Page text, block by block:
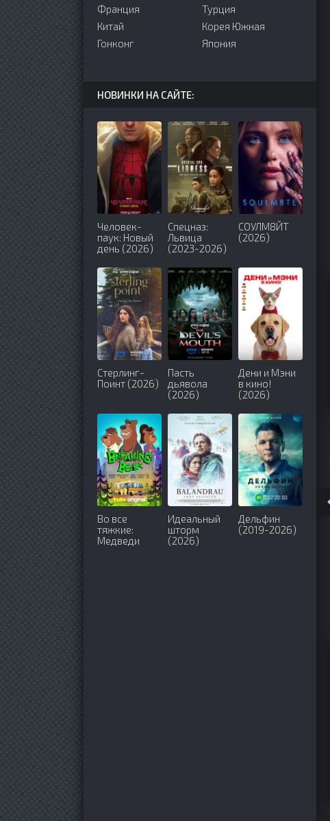
Франция
Китай
Гонконг
Турция
Корея Южная
Япония
НОВИНКИ НА САЙТЕ:
Человек-
паук: Новый
день (2026)
Спецназ:
Львица
(2023-2026)
СОУЛМ8ЙТ
(2026)
Стерлинг-
Поинт (2026)
Пасть
дьявола
(2026)
Дени и Мэни
в кино!
(2026)
Во все
тяжкие:
Медведи
Идеальный
шторм
(2026)
Дельфин
(2019-2026)